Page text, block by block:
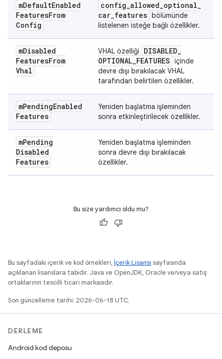
mDefaultEnabled
FeaturesFrom
Config
config_allowed_optional_
car_features bölümünde
listelenen isteğe bağlı özellikler.
mDisabled
FeaturesFrom
Vhal
VHAL özelliği DISABLED_
OPTIONAL_FEATURES içinde
devre dışı bırakılacak VHAL
tarafından belirtilen özellikler.
mPendingEnabled
Features
Yeniden başlatma işleminden
sonra etkinleştirilecek özellikler.
mPending
Disabled
Features
Yeniden başlatma işleminden
sonra devre dışı bırakılacak
özellikler.
Bu size yardımcı oldu mu?
Bu sayfadaki içerik ve kod örnekleri, İçerik Lisansı sayfasında
açıklanan lisanslara tabidir. Java ve OpenJDK, Oracle ve/veya satış
ortaklarının tescilli ticari markasıdır.
Son güncelleme tarihi: 2026-06-18 UTC.
DERLEME
Android kod deposu